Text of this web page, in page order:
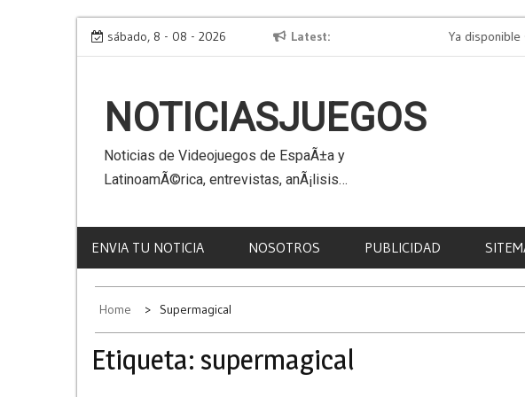
Skip
sábado, 8 - 08 - 2026 Latest
Virtual Kaiju 3D Ya disponible
NOTICIASJUEGOS
Noticias de Videojuegos de EspaÃ±a y
LatinoamÃ©rica, entrevistas, anÃ¡lisis…
ENVIA TU NOTICIA NOSOTROS PUBLICIDAD
Home Supermagical
Etiqueta: supermagical